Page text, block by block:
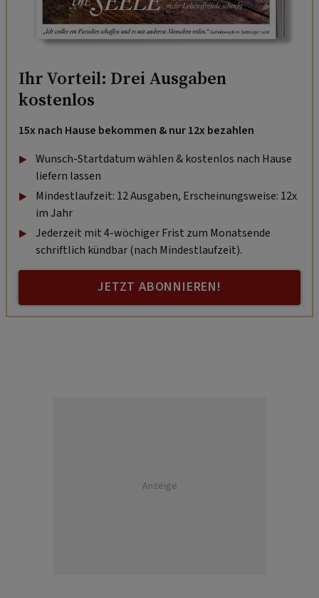
Ihr Vorteil: Drei Ausgaben
kostenlos
15x nach Hause bekommen & nur 12x bezahlen
Wunsch-Startdatum wählen & kostenlos nach Hause
liefern lassen
Mindestlaufzeit: 12 Ausgaben, Erscheinungsweise: 12x
im Jahr
Jederzeit mit 4-wöchiger Frist zum Monatsende
schriftlich kündbar (nach Mindestlaufzeit).
JETZT ABONNIEREN!
Anzeige